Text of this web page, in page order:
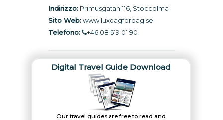
Indirizzo:Primusgatan 116, Stoccolma
Sito Web: www.luxdagfordag.se
Telefono:
+46 08 619 01 90
Digital Travel Guide Download
Our travel guides are free to read and